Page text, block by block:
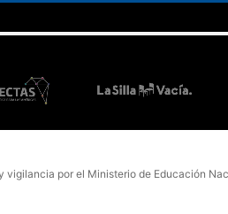
vigilancia por el Ministerio de Educación